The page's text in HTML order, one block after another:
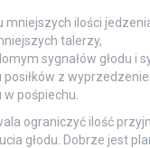
mniejszych ilości
talerzy,
sygnałów głodu i
posiłków z
pośpiechu.
ograniczyć ilość
głodu. Dobrze jest